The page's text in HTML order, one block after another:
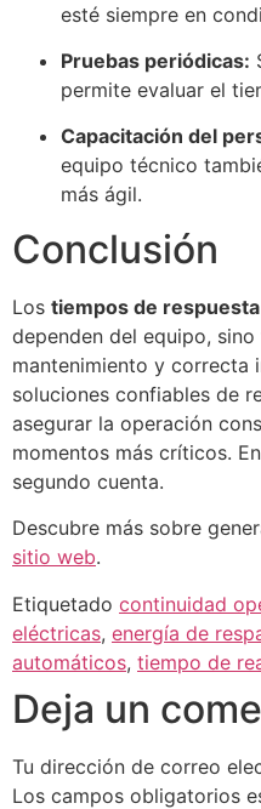
esté siempre en
Pruebas periódicas:
permite evaluar el
Capacitación del
equipo técnico
más ágil.
Conclusión
Los tiempos de
dependen del equipo,
mantenimiento y correcta
soluciones confiables de
asegurar la operación
momentos más críticos.
segundo cuenta.
Descubre más sobre
sitio web.
Etiquetado continuidad
eléctricas, energía de
automáticos, tiempo de
Deja un
Tu dirección de correo
Los campos obligatorios